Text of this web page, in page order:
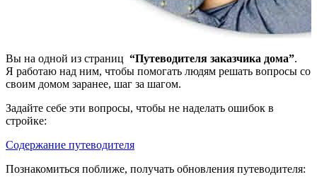
Вы на одной из страниц “Путеводителя заказчика дома”.
Я работаю над ним, чтобы помогать людям решать вопросы со
своим домом заранее, шаг за шагом.
Задайте себе эти вопросы, чтобы не наделать ошибок в
стройке:
Содержание путеводителя
Познакомиться поближе, получать обновления путеводителя: